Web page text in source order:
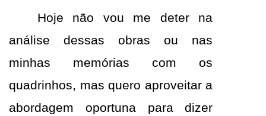
Hoje não vou me deter na
análise dessas obras ou nas
minhas memórias com os
quadrinhos, mas quero aproveitar a
abordagem oportuna para dizer